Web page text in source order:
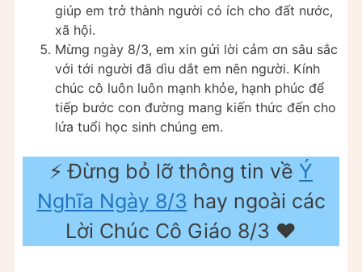
giúp em trở thành người có ích cho đất nước,
xã hội.
Mừng ngày 8/3, em xin gửi lời cảm ơn sâu sắc
với tới người đã dìu dắt em nên người. Kính
chúc cô luôn luôn mạnh khỏe, hạnh phúc để
tiếp bước con đường mang kiến thức đến cho
lứa tuổi học sinh chúng em.
⚡️ Đừng bỏ lỡ thông tin về Ý
Nghĩa Ngày 8/3 hay ngoài các
Lời Chúc Cô Giáo 8/3 ❤️️